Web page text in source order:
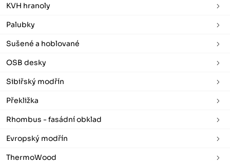
KVH hranoly
Palubky
Sušené a hoblované
OSB desky
Sibiřský modřín
Překližka
Rhombus - fasádní obklad
Evropský modřín
ThermoWood